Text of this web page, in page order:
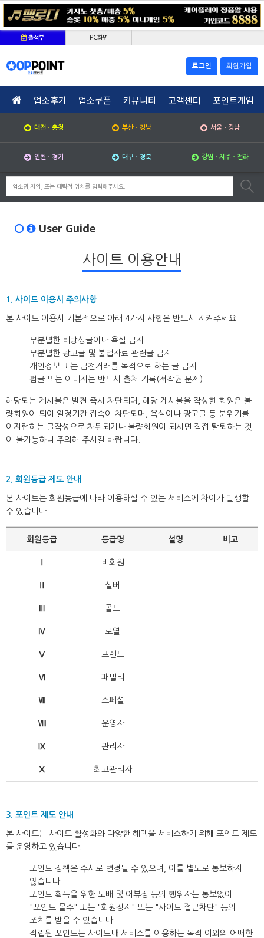
출석부 PC화면
로그인 회원가입
업소후기 업소쿠폰 커뮤니티 고객센터 포인트게임
대전ㆍ충청 부산ㆍ경남 서울ㆍ강남
인천ㆍ경기 대구ㆍ경북 강원ㆍ제주ㆍ전라
User Guide
사이트 이용안내
1. 사이트 이용시 주의사항
본 사이트 이용시 기본적으로 아래 4가지 사항은 반드시 지켜주세요.
무분별한 비방성글이나 욕설 금지
무분별한 광고글 및 불법자료 관련글 금지
개인정보 또는 금전거래를 목적으로 하는 글 금지
펌글 또는 이미지는 반드시 출처 기록(저작권 문제)
해당되는 게시물은 발견 즉시 차단되며, 해당 게시물을 작성한 회원은 불
량회원이 되어 일정기간 접속이 차단되며, 욕설이나 광고글 등 분위기를
어지럽히는 글작성으로 차된되거나 불량회원이 되시면 직접 탈퇴하는 것
이 불가능하니 주의해 주시길 바랍니다.
2. 회원등급 제도 안내
본 사이트는 회원등급에 따라 이용하실 수 있는 서비스에 차이가 발생할
수 있습니다.
회원등급 등급명 설명 비고
비회원
실버
골드
Ⅳ 로열
Ⅴ 프렌드
Ⅵ 패밀리
Ⅶ 스페셜
Ⅷ 운영자
Ⅸ 관리자
Ⅹ 최고관리자
3. 포인트 제도 안내
본 사이트는 사이트 활성화와 다양한 혜택을 서비스하기 위해 포인트 제도
를 운영하고 있습니다.
포인트 정책은 수시로 변경될 수 있으며, 이를 별도로 통보하지
않습니다.
포인트 획득을 위한 도배 및 어뷰징 등의 행위자는 통보없이
"포인트 몰수" 또는 "회원정지" 또는 "사이트 접근차단" 등의
조치를 받을 수 있습니다.
적립된 포인트는 사이트내 서비스를 이용하는 목적 이외의 어떠한